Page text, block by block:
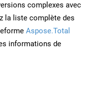
complexes avec
la liste complète des
Aspose.Total
informations de